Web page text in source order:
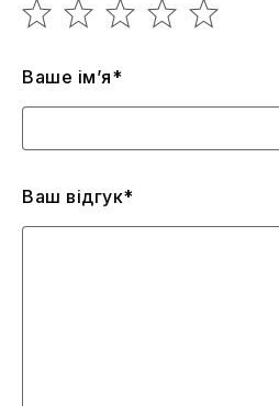
Ваше ім’я*
Ваш відгук*